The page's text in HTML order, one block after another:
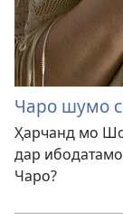
Чаро шумо
Ҳарчанд мо
дар
Чаро?